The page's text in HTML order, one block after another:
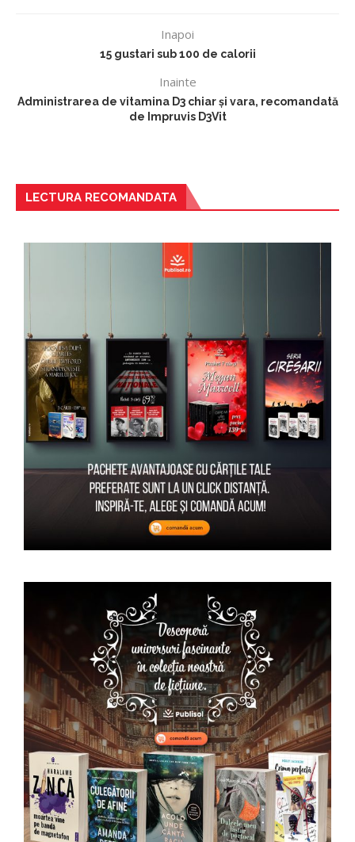
Inapoi
15 gustari sub 100 de calorii
Inainte
Administrarea de vitamina D3 chiar și vara, recomandată
de Impruvis D3Vit
LECTURA RECOMANDATA